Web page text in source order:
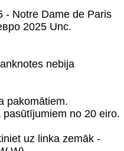
- Notre Dame de Paris
2025 Unc.
nebija
pakomātiem.
no 20 eiro.
uz linka zemāk -